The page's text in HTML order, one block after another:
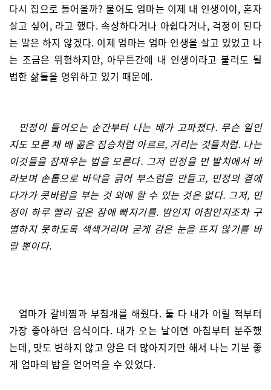
다시 집으로 들어올까? 물어도 엄마는 이제 내 인생이야, 혼자
살고 싶어, 라고 했다. 속상하다거나 아쉽다거나, 걱정이 된다
는 말은 하지 않겠다. 이제 엄마는 엄마 인생을 살고 있었고 나
는 조금은 위험하지만, 아무튼간에 내 인생이라고 불러도 될
법한 삶들을 영위하고 있기 때문에.
민정이 들어오는 순간부터 나는 배가 고파졌다. 무슨 일인
지도 모른 채 배 곪은 짐승처럼 아르르, 거리는 것들처럼. 나는
이것들을 잠재우는 법을 모른다. 그저 민정을 먼 발치에서 바
라보며 손톱으로 바닥을 긁어 부스럼을 만들고, 민정의 곁에
다가가 콧바람을 부는 것 외에 할 수 있는 것은 없다. 그저, 민
정이 하루 빨리 깊은 잠에 빠지기를. 밤인지 아침인지조차 구
별하지 못하도록 색색거리며 굳게 감은 눈을 뜨지 않기를 바
랄 뿐이다.
엄마가 갈비찜과 부침개를 해줬다. 둘 다 내가 어릴 적부터
가장 좋아하던 음식이다. 내가 오는 날이면 아침부터 분주했
는데, 맛도 변하지 않고 양은 더 많아지기만 해서 나는 기분 좋
게 엄마의 밥을 얻어먹을 수 있었다.